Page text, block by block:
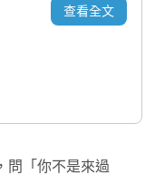
問「你不是來過